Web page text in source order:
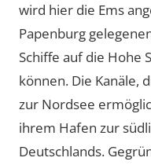
wird hier die Ems
Papenburg
Schiffe auf die Hohe
können. Die Kanäle,
zur Nordsee
ihrem Hafen zur
Deutschlands.